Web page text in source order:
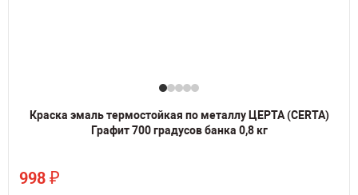
Краска эмаль термостойкая по металлу ЦЕРТА (CERTA)
Графит 700 градусов банка 0,8 кг
998 ₽